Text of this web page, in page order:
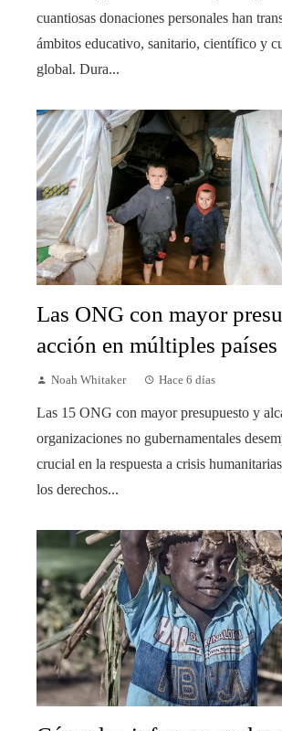
cuantiosas donaciones personales han
ámbitos educativo, sanitario, científico y
global. Dura...
Las ONG con mayor
acción en múltiples países
Noah Whitaker Hace 6 días
Las 15 ONG con mayor presupuesto y
organizaciones no gubernamentales
crucial en la respuesta a crisis
los derechos...